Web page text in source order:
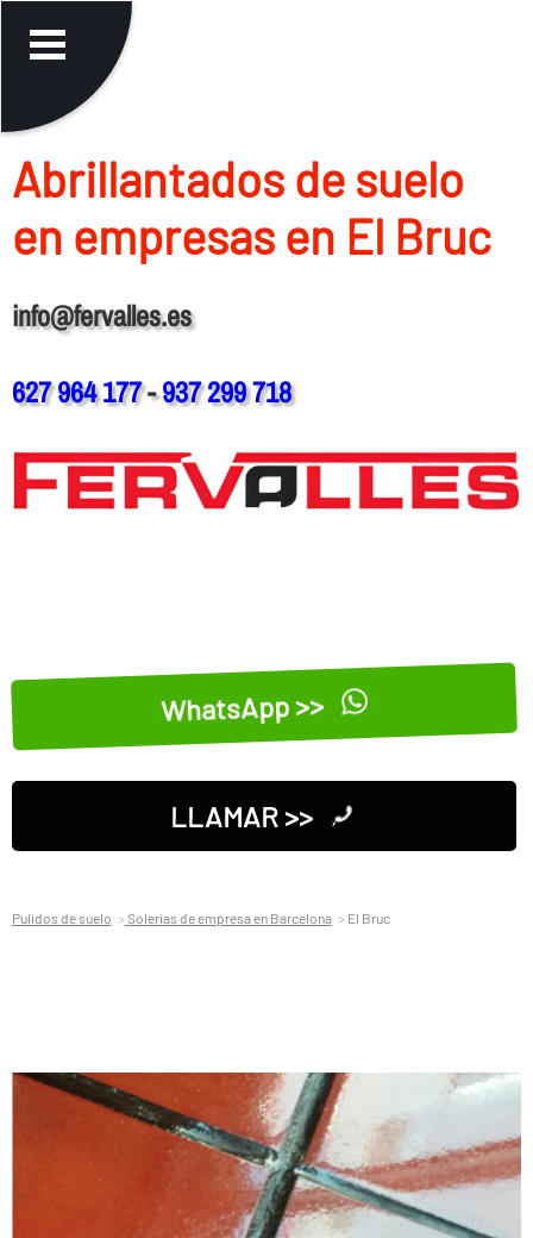
Abrillantados de suelo
en empresas en El Bruc
info@fervalles.es
627 964 177-937 299 718
WhatsApp >>
LLAMAR >>
Pulidos de suelo Solerias de empresa en Barcelona El Bruc